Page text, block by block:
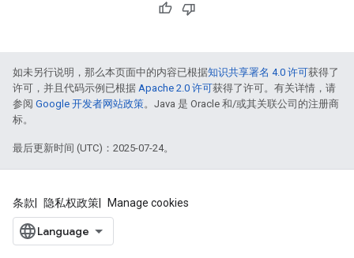
如未另行说明，那么本页面中的内容已根据知识共享署名 4.0 许可获得了
许可，并且代码示例已根据 Apache 2.0 许可获得了许可。有关详情，请
参阅 Google 开发者网站政策。Java 是 Oracle 和/或其关联公司的注册商
标。
最后更新时间 (UTC)：2025-07-24。
条款 隐私权政策 Manage cookies